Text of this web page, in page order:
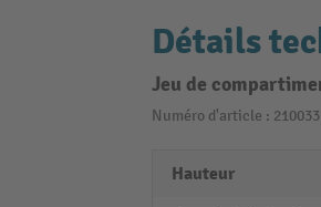
Détails
Jeu de
Numéro d'article : 210033
Hauteur